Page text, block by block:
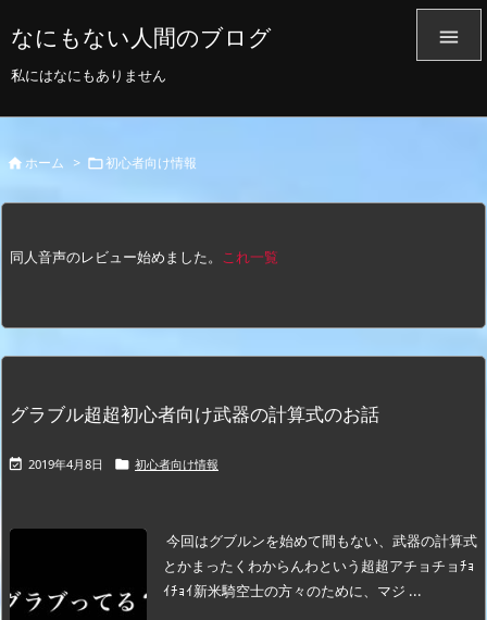
なにもない人間のブログ
私にはなにもありません

ホーム > 初心者向け情報
同人音声のレビュー始めました。 これ一覧
グラブル超超初心者向け武器の計算式のお話
 2019年4月8日  初心者向け情報
今回はグブルンを始めて間もない、武器の計算式
とかまったくわからんわという超超アチョチョﾁｮ
ｲﾁｮｲ新米騎空士の方々のために、マジ ...